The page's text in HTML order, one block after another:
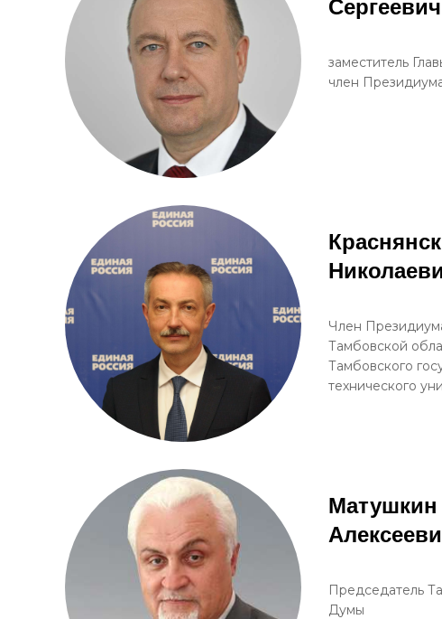
Сергеевич
заместитель
член
Член
Тамбовской
Тамбовского
технического
Матушкин
Председатель
Думы